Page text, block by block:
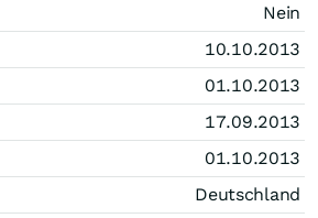
Nein
10.10.2013
01.10.2013
17.09.2013
01.10.2013
Deutschland